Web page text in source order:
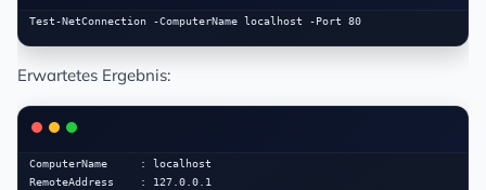
Erwartetes Ergebnis:
ComputerName     : localhost
RemoteAddress    : 127.0.0.1